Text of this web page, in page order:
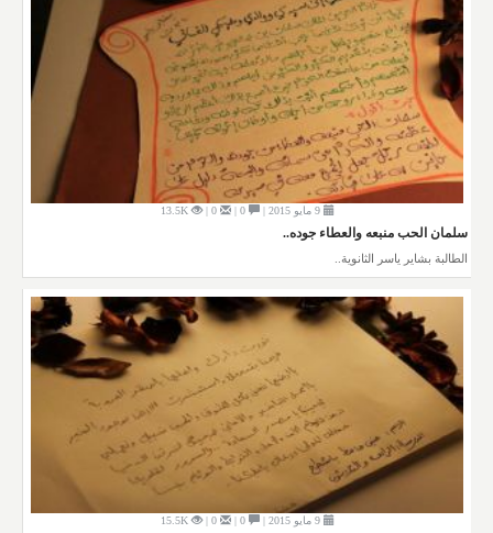
9 مايو 2015 | 0 |
0 |
13.5K
سلمان الحب منبعه والعطاء جوده..
الطالبة بشاير ياسر الثانوية..
9 مايو 2015 | 0 |
0 |
15.5K